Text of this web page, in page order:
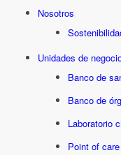
Nosotros
Unidades de
Banco de
Banco de
Laboratorio
Point of care